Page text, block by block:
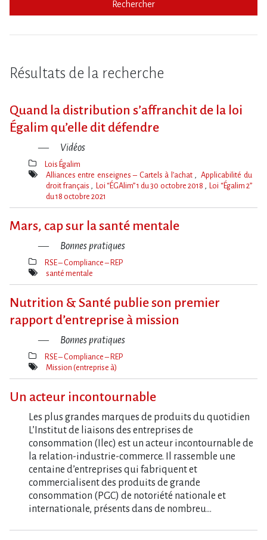
Rechercher
Résultats de la recherche
Quand la distribution s’affranchit de la loi
Égalim qu’elle dit défendre
Vidéos
Thèmes(s)
Lois Égalim
Mot(s)-
Alliances entre enseignes – Cartels à l’achat
Applicabilité du
droit français
Loi “ÉGAlim” 1 du 30 octobre 2018
Loi “Égalim 2”
du 18 octobre 2021
Mars, cap sur la santé mentale
Bonnes pratiques
Thèmes(s)
RSE – Compliance – REP
Mot(s)-
santé mentale
Nutrition & Santé publie son premier
rapport d’entreprise à mission
Bonnes pratiques
Thèmes(s)
RSE – Compliance – REP
Mot(s)-
Mission (entreprise à)
Un acteur incontournable
Les plus grandes marques de produits du quotidien
L’Institut de liaisons des entreprises de
consommation (Ilec) est un acteur incontournable de
la relation-industrie-commerce. Il rassemble une
centaine d’entreprises qui fabriquent et
commercialisent des produits de grande
consommation (PGC) de notoriété nationale et
internationale, présents dans de nombreu…